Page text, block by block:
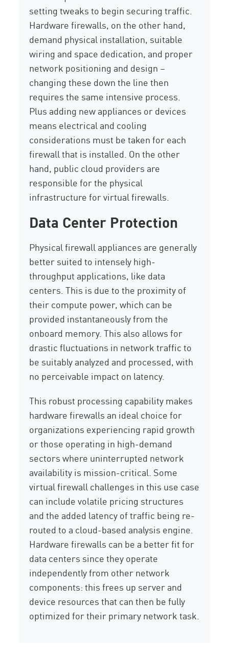
setting tweaks to begin securing traffic.
Hardware firewalls, on the other hand,
demand physical installation, suitable
wiring and space dedication, and proper
network positioning and design –
changing these down the line then
requires the same intensive process.
Plus adding new appliances or devices
means electrical and cooling
considerations must be taken for each
firewall that is installed. On the other
hand, public cloud providers are
responsible for the physical
infrastructure for virtual firewalls.
Data Center Protection
Physical firewall appliances are generally
better suited to intensely high-
throughput applications, like data
centers. This is due to the proximity of
their compute power, which can be
provided instantaneously from the
onboard memory. This also allows for
drastic fluctuations in network traffic to
be suitably analyzed and processed, with
no perceivable impact on latency.
This robust processing capability makes
hardware firewalls an ideal choice for
organizations experiencing rapid growth
or those operating in high-demand
sectors where uninterrupted network
availability is mission-critical. Some
virtual firewall challenges in this use case
can include volatile pricing structures
and the added latency of traffic being re-
routed to a cloud-based analysis engine.
Hardware firewalls can be a better fit for
data centers since they operate
independently from other network
components: this frees up server and
device resources that can then be fully
optimized for their primary network task.